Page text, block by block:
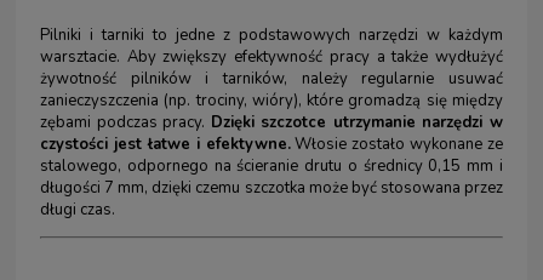
Pilniki i tarniki to jedne z podstawowych narzędzi w każdym
warsztacie. Aby zwiększy efektywność pracy a także wydłużyć
żywotność pilników i tarników, należy regularnie usuwać
zanieczyszczenia (np. trociny, wióry), które gromadzą się między
zębami podczas pracy. Dzięki szczotce utrzymanie narzędzi w
czystości jest łatwe i efektywne.Włosie zostało wykonane ze
stalowego, odpornego na ścieranie drutu o średnicy 0,15 mm i
długości 7 mm, dzięki czemu szczotka może być stosowana przez
długi czas.